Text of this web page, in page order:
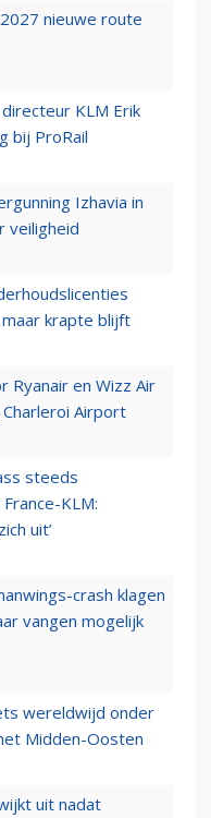
nieuwe route
KLM Erik
bij ProRail
Izhavia in
veiligheid
krapte blijft
Ryanair en Wizz Air
Airport
steeds
KLM:
uit’
crash klagen
vangen mogelijk
wereldwijd onder
Midden-Oosten
uit nadat